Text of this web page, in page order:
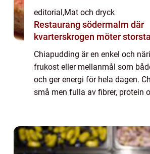
editorial,Mat och dryck
Restaurang södermalm där
kvarterskrogen möter
Chiapudding är en enkel och
frukost eller mellanmål som
och ger energi för hela dagen.
små men fulla av fibrer, protein